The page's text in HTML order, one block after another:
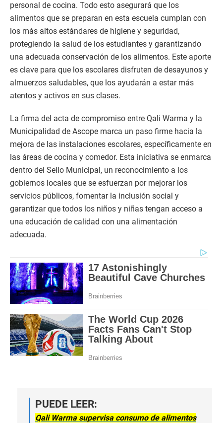
personal de cocina. Todo esto asegurará que los
alimentos que se preparan en esta escuela cumplan con
los más altos estándares de higiene y seguridad,
protegiendo la salud de los estudiantes y garantizando
una adecuada conservación de los alimentos. Este aporte
es clave para que los escolares disfruten de desayunos y
almuerzos saludables, que los ayudarán a estar más
atentos y activos en sus clases.
La firma del acta de compromiso entre Qali Warma y la
Municipalidad de Ascope marca un paso firme hacia la
mejora de las instalaciones escolares, específicamente en
las áreas de cocina y comedor. Esta iniciativa se enmarca
dentro del Sello Municipal, un reconocimiento a los
gobiernos locales que se esfuerzan por mejorar los
servicios públicos, fomentar la inclusión social y
garantizar que todos los niños y niñas tengan acceso a
una educación de calidad con una alimentación
adecuada.
PUEDE LEER:
Qali Warma supervisa consumo de alimentos